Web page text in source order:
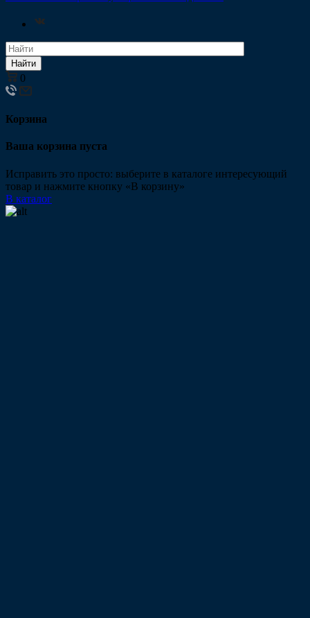
Найти
0
Корзина
Ваша корзина пуста
Исправить это просто: выберите в каталоге интересующий
товар и нажмите кнопку «В корзину»
В каталог